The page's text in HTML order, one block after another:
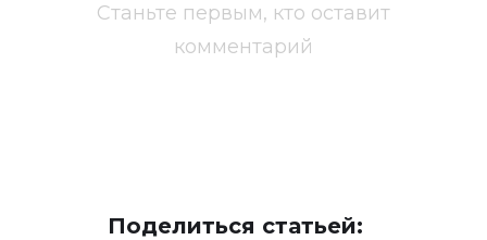
Станьте первым, кто оставит
комментарий
Поделиться статьей: